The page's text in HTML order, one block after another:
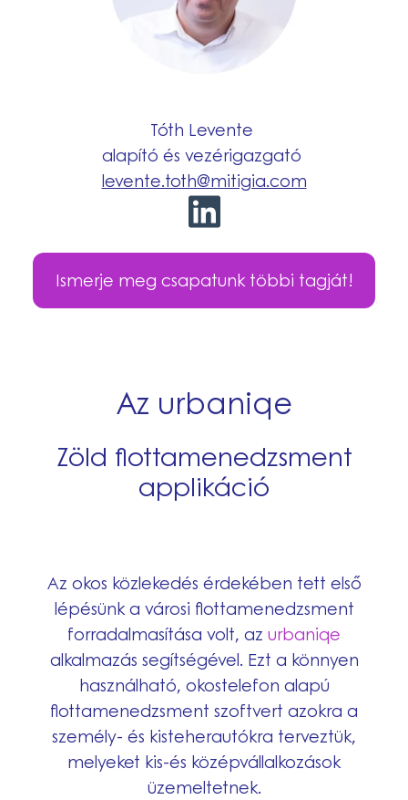
Tóth Levente
alapító és vezérigazgató
levente.toth@mitigia.com
Ismerje meg csapatunk többi tagját!
Az urbaniqe
Zöld flottamenedzsment
applikáció
Az okos közlekedés érdekében tett első
lépésünk a városi flottamenedzsment
forradalmasítása volt, az urbaniqe
alkalmazás segítségével. Ezt a könnyen
használható, okostelefon alapú
flottamenedzsment szoftvert azokra a
személy- és kisteherautókra terveztük,
melyeket kis-és középvállalkozások
üzemeltetnek.